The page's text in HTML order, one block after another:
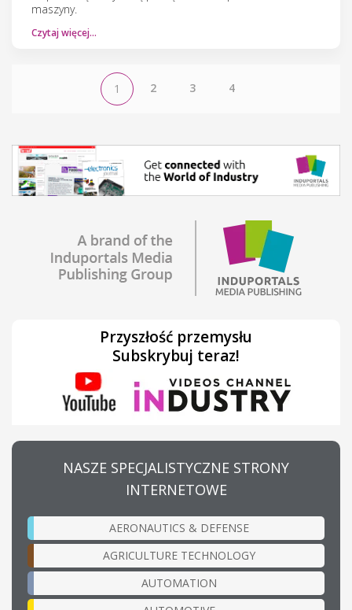
maszyny.
Czytaj więcej…
1 2 3 4
Przyszłość przemysłu
Subskrybuj teraz!
NASZE SPECJALISTYCZNE STRONY
INTERNETOWE
AERONAUTICS & DEFENSE
AGRICULTURE TECHNOLOGY
AUTOMATION